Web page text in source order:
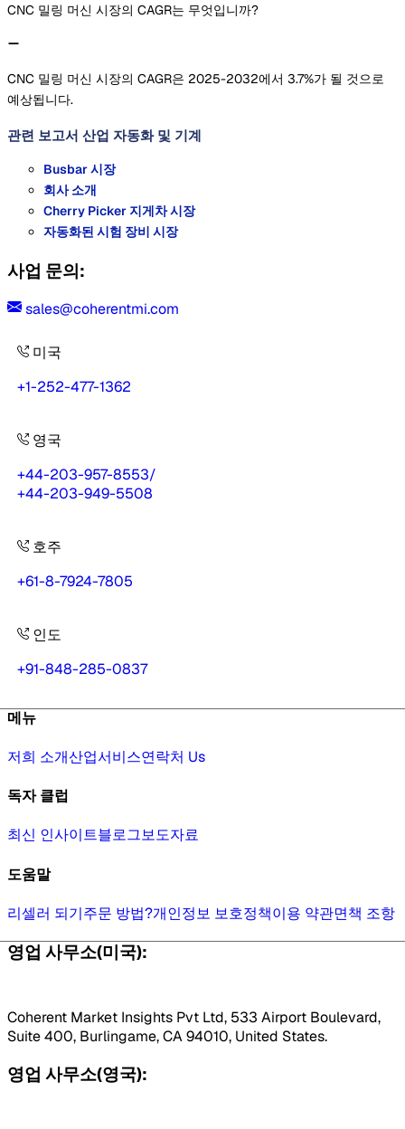
CNC 밀링 머신 시장의 CAGR는 무엇입니까?
CNC 밀링 머신 시장의 CAGR은 2025-2032에서 3.7%가 될 것으로
예상됩니다.
관련 보고서 산업 자동화 및 기계
Busbar 시장
회사 소개
Cherry Picker 지게차 시장
자동화된 시험 장비 시장
사업 문의:
sales@coherentmi.com
미국
+1-252-477-1362
영국
+44-203-957-8553/
+44-203-949-5508
호주
+61-8-7924-7805
인도
+91-848-285-0837
메뉴
저희 소개산업서비스연락처 Us
독자 클럽
최신 인사이트블로그보도자료
도움말
리셀러 되기주문 방법?개인정보 보호정책이용 약관면책 조항
영업 사무소(미국):
Coherent Market Insights Pvt Ltd, 533 Airport Boulevard,
Suite 400, Burlingame, CA 94010, United States.
영업 사무소(영국):